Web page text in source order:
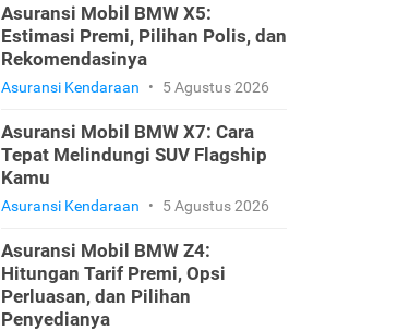
Asuransi Mobil BMW X5:
Estimasi Premi, Pilihan Polis, dan
Rekomendasinya
Asuransi Kendaraan • 5 Agustus 2026
Asuransi Mobil BMW X7: Cara
Tepat Melindungi SUV Flagship
Kamu
Asuransi Kendaraan • 5 Agustus 2026
Asuransi Mobil BMW Z4:
Hitungan Tarif Premi, Opsi
Perluasan, dan Pilihan
Penyedianya